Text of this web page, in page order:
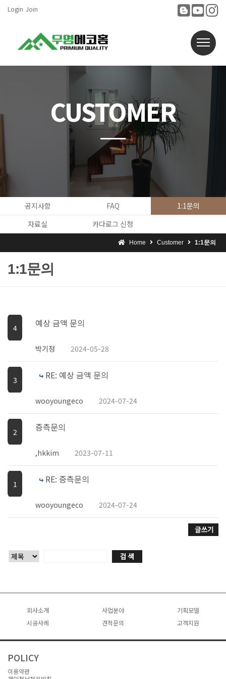
Login Join
CUSTOMER
공지사항 FAQ
1:1문의
자료실
카다로그 신청
Home Customer 1:1문의
1:1문의
4 예상 금액 문의
박기정 2024-05-28
3 RE: 예상 금액 문의
wooyoungeco 2024-07-24
2 증측문의
,hkkim 2023-07-11
1 RE: 증측문의
wooyoungeco 2024-07-24
회사소개
인사말
사업분야
이동식 목조주택
기획모델
전체보기
시공사례
~20평
~30평
견적문의
고객지원
POLICY
이용약관